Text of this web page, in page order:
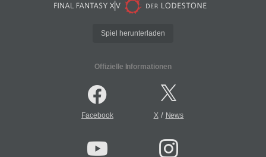
Spiel herunterladen
Offizielle Informationen
Facebook X/ News